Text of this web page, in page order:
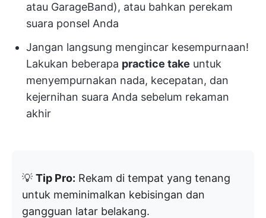
atau GarageBand), atau bahkan perekam
suara ponsel Anda
Jangan langsung mengincar kesempurnaan!
Lakukan beberapa practice take untuk
menyempurnakan nada, kecepatan, dan
kejernihan suara Anda sebelum rekaman
akhir
💡 Tip Pro: Rekam di tempat yang tenang
untuk meminimalkan kebisingan dan
gangguan latar belakang.